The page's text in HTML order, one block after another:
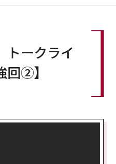
ークライ
②】